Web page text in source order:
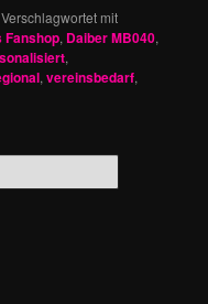
Verschlagwortet mit
Fanshop, Daiber MB040,
,
,vereinsbedarf,